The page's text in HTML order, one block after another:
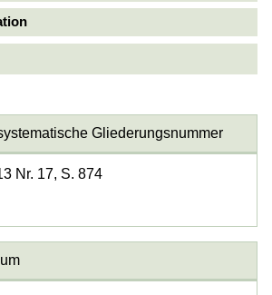
Gliederungsnummer
Nr. 17, S. 874